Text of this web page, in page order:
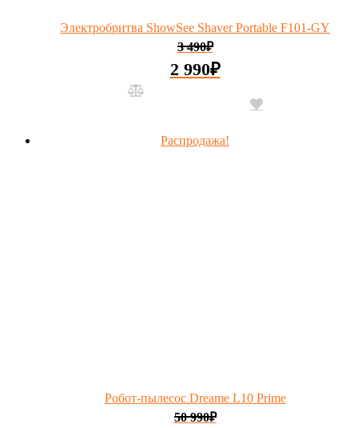
Электробритва ShowSee Shaver Portable F101-GY
3 490₽
2 990₽
Распродажа!
Робот-пылесос Dreame L10 Prime
50 990₽